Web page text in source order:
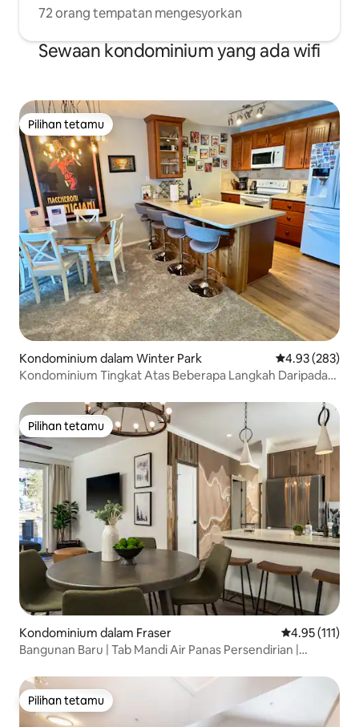
72 orang tempatan mengesyorkan
Sewaan kondominium yang ada wifi
Pilihan tetamu
Pilihan tetamu
Kondominium dalam Winter Park Penarafan
4.93 (283)
Kondominium Tingkat Atas Beberapa Langkah Daripada
Pilihan tetamu
Pilihan tetamu
Kondominium dalam Fraser Penarafan
4.95 (111)
Bangunan Baru | Tab Mandi Air Panas Persendirian |
Pilihan tetamu
Pilihan tetamu